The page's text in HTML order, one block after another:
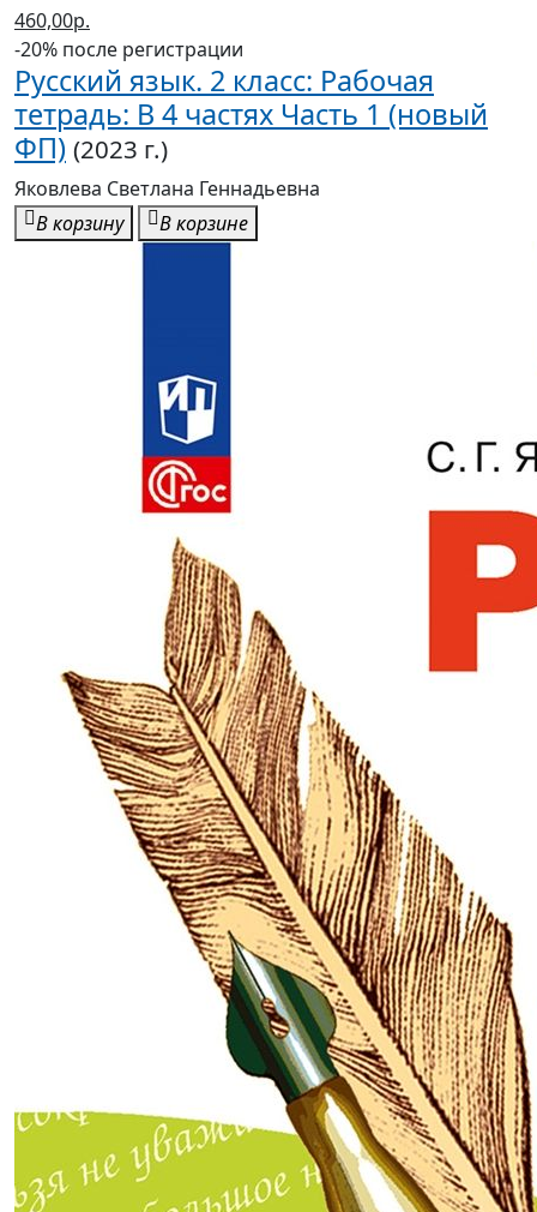
460,00р.
-20% после регистрации
Русский язык. 2 класс: Рабочая
тетрадь: В 4 частях Часть 1 (новый
ФП) (2023 г.)
Яковлева Светлана Геннадьевна
В корзину
В корзине